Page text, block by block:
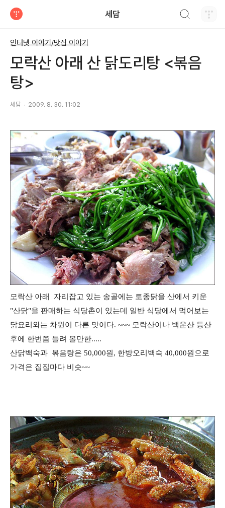
세담
인터넷 이야기/맛집 이야기
모락산 아래 산 닭도리탕 <볶음
탕>
세담 2009. 8. 30. 11:02
모락산 아래 자리잡고 있는 송골에는 토종닭을 산에서 키운
"산닭"을 판매하는 식당촌이 있는데 일반 식당에서 먹어보는
닭요리와는 차원이 다른 맛이다. ~~~ 모락산이나 백운산 등산
후에 한번쯤 들려 볼만한.....
산닭백숙과 볶음탕은 50,000원, 한방오리백숙 40,000원으로
가격은 집집마다 비슷~~